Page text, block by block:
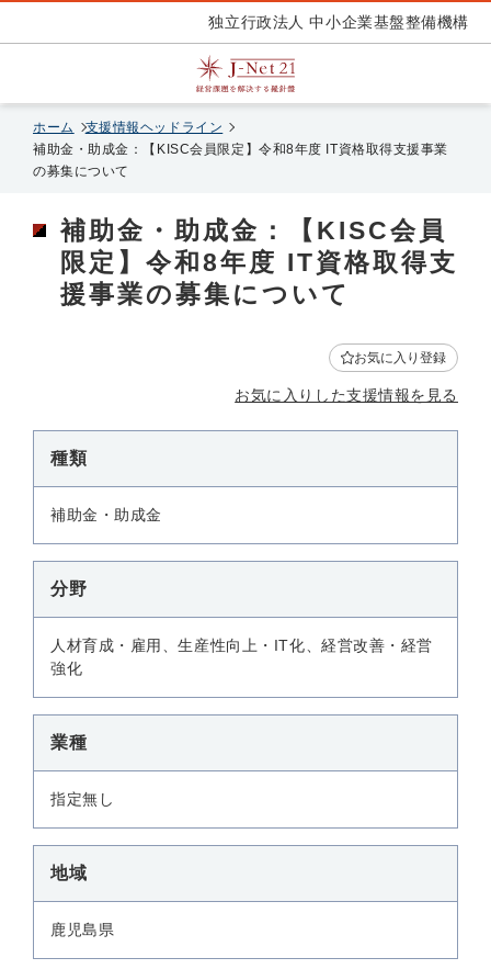
独立行政法人 中小企業基盤整備機構
ホーム
支援情報ヘッドライン
補助金・助成金：【KISC会員限定】令和8年度 IT資格取得支援事業
の募集について
補助金・助成金：【KISC会員
限定】令和8年度 IT資格取得支
援事業の募集について
お気に入り登録
お気に入りした支援情報を見る
種類
補助金・助成金
分野
人材育成・雇用、生産性向上・IT化、経営改善・経営
強化
業種
指定無し
地域
鹿児島県